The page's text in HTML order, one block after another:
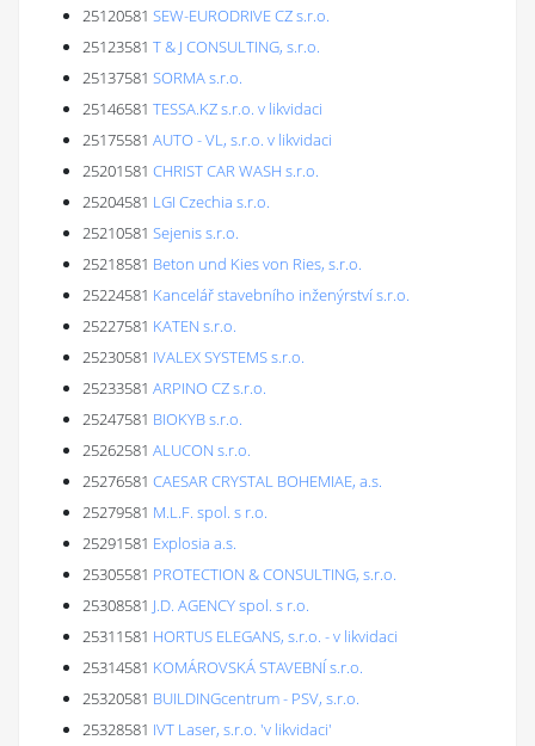
25120581 SEW-EURODRIVE CZ s.r.o.
25123581 T & J CONSULTING, s.r.o.
25137581 SORMA s.r.o.
25146581 TESSA.KZ s.r.o. v likvidaci
25175581 AUTO - VL, s.r.o. v likvidaci
25201581 CHRIST CAR WASH s.r.o.
25204581 LGI Czechia s.r.o.
25210581 Sejenis s.r.o.
25218581 Beton und Kies von Ries, s.r.o.
25224581 Kancelář stavebního inženýrství s.r.o.
25227581 KATEN s.r.o.
25230581 IVALEX SYSTEMS s.r.o.
25233581 ARPINO CZ s.r.o.
25247581 BIOKYB s.r.o.
25262581 ALUCON s.r.o.
25276581 CAESAR CRYSTAL BOHEMIAE, a.s.
25279581 M.L.F. spol. s r.o.
25291581 Explosia a.s.
25305581 PROTECTION & CONSULTING, s.r.o.
25308581 J.D. AGENCY spol. s r.o.
25311581 HORTUS ELEGANS, s.r.o. - v likvidaci
25314581 KOMÁROVSKÁ STAVEBNÍ s.r.o.
25320581 BUILDINGcentrum - PSV, s.r.o.
25328581 IVT Laser, s.r.o. 'v likvidaci'